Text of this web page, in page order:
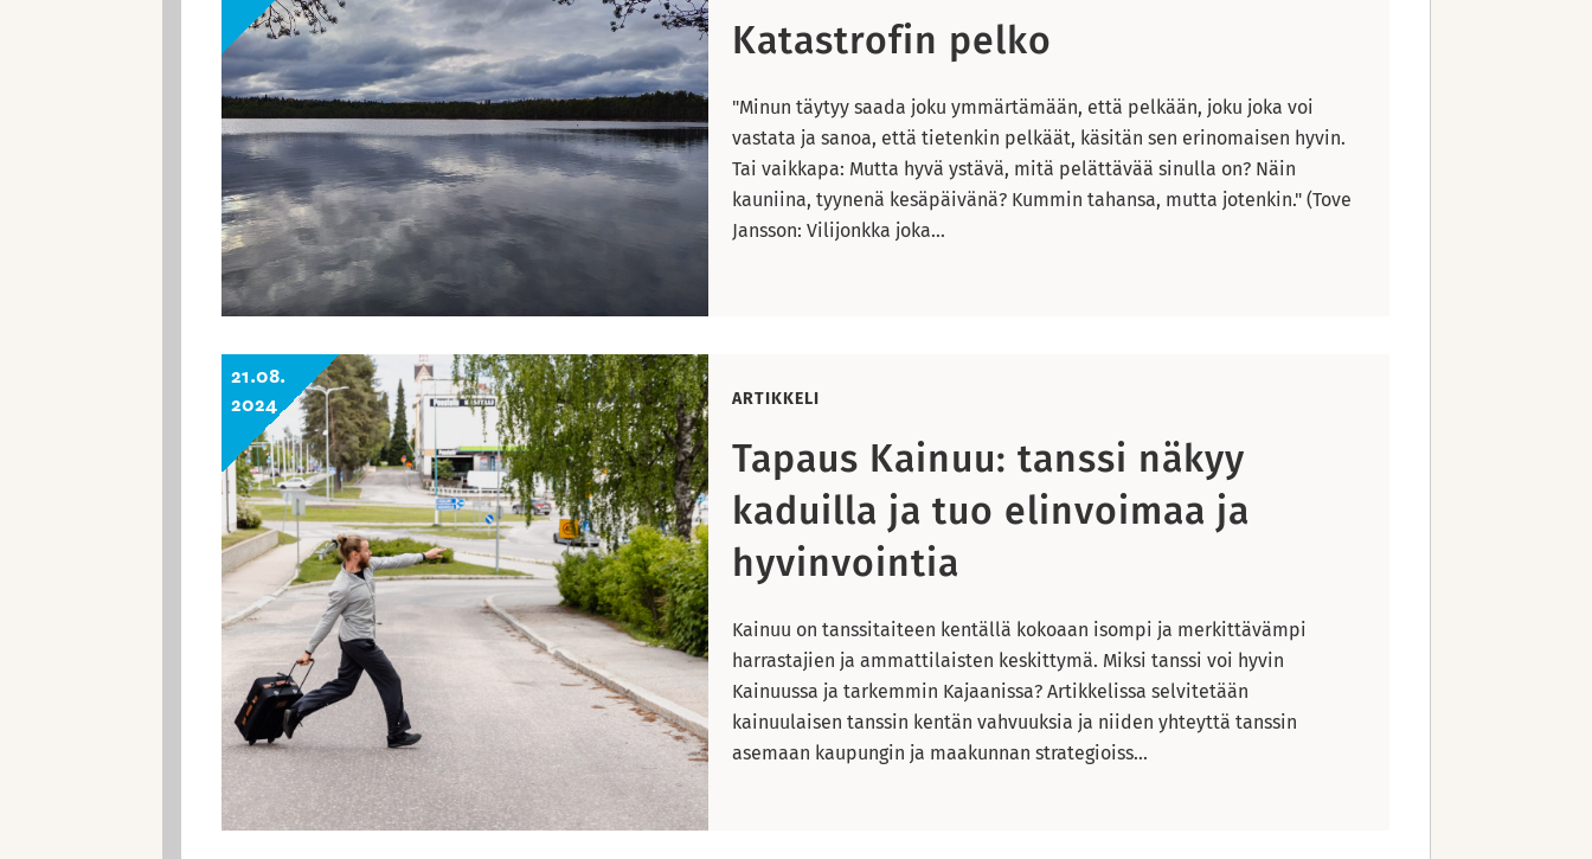
Katastrofin pelko
"Minun täytyy saada joku ymmärtämään, että pelkään, joku joka voi
vastata ja sanoa, että tietenkin pelkäät, käsitän sen erinomaisen hyvin.
Tai vaikkapa: Mutta hyvä ystävä, mitä pelättävää sinulla on? Näin
kauniina, tyynenä kesäpäivänä? Kummin tahansa, mutta jotenkin." (Tove
Jansson: Vilijonkka joka...
21.08.
2024
ARTIKKELI
Tapaus Kainuu: tanssi näkyy
kaduilla ja tuo elinvoimaa ja
hyvinvointia
Kainuu on tanssitaiteen kentällä kokoaan isompi ja merkittävämpi
harrastajien ja ammattilaisten keskittymä. Miksi tanssi voi hyvin
Kainuussa ja tarkemmin Kajaanissa? Artikkelissa selvitetään
kainuulaisen tanssin kentän vahvuuksia ja niiden yhteyttä tanssin
asemaan kaupungin ja maakunnan strategioiss...